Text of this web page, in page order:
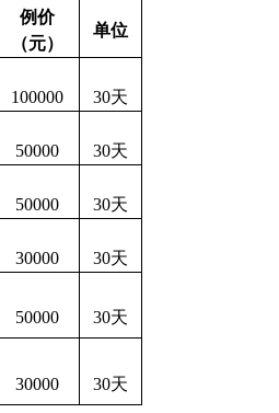
例价
（元）
单位
100000 30天
50000 30天
50000 30天
30000 30天
50000 30天
30000 30天